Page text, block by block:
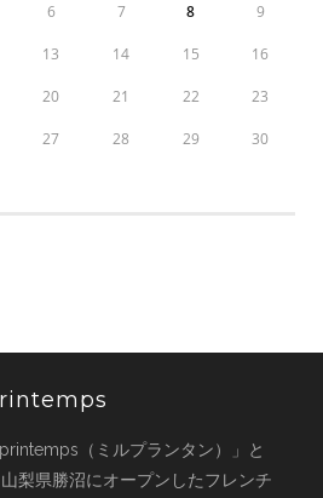
6 7 8 9
13 14 15 16
20 21 22 23
27 28 29 30
（ミルプランタン）」と
梨県勝沼にオープンしたフレンチ